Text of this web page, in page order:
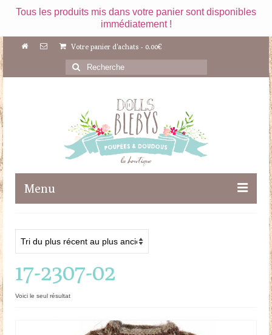
Tous les produits mis dans votre panier sont disponibles
immédiatement !
Votre panier d'achats - 0.00€
Rechercher
:
Menu
Maileg
Poupées
Doudous
Mobilier & Accessoires
17-2307-02
Voici le seul résultat